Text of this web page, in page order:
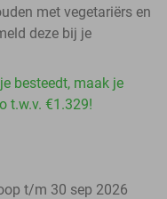
met vegetariërs en
deze bij je
besteedt, maak je
t.w.v. €1.329!
t/m 30 sep 2026